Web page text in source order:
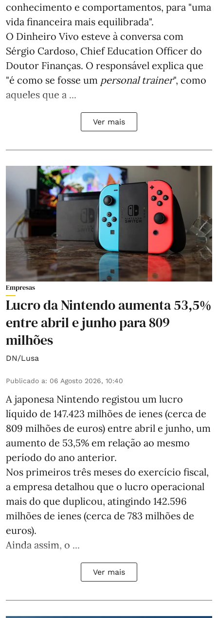
conhecimento e comportamentos, para "uma
vida financeira mais equilibrada".
O Dinheiro Vivo esteve à conversa com
Sérgio Cardoso, Chief Education Officer do
Doutor Finanças. O responsável explica que
"é como se fosse um personal trainer", como
aqueles que a ...
Ver mais
Empresas
Lucro da Nintendo aumenta 53,5%
entre abril e junho para 809
milhões
DN/Lusa
Publicado a: 06 Agosto 2026, 10:40
A japonesa Nintendo registou um lucro
líquido de 147.423 milhões de ienes (cerca de
809 milhões de euros) entre abril e junho, um
aumento de 53,5% em relação ao mesmo
período do ano anterior.
Nos primeiros três meses do exercício fiscal,
a empresa detalhou que o lucro operacional
mais do que duplicou, atingindo 142.596
milhões de ienes (cerca de 783 milhões de
euros).
Ainda assim, o ...
Ver mais